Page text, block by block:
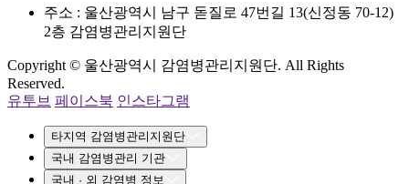
주소 : 울산광역시 남구 돋질로 47번길 13(신정동 70-12)
2층 감염병관리지원단
Copyright © 울산광역시 감염병관리지원단. All Rights
Reserved.
유투브 페이스북 인스타그램
타지역 감염병관리지원단
국내 감염병관리 기관
국내 · 외 감염병 정보